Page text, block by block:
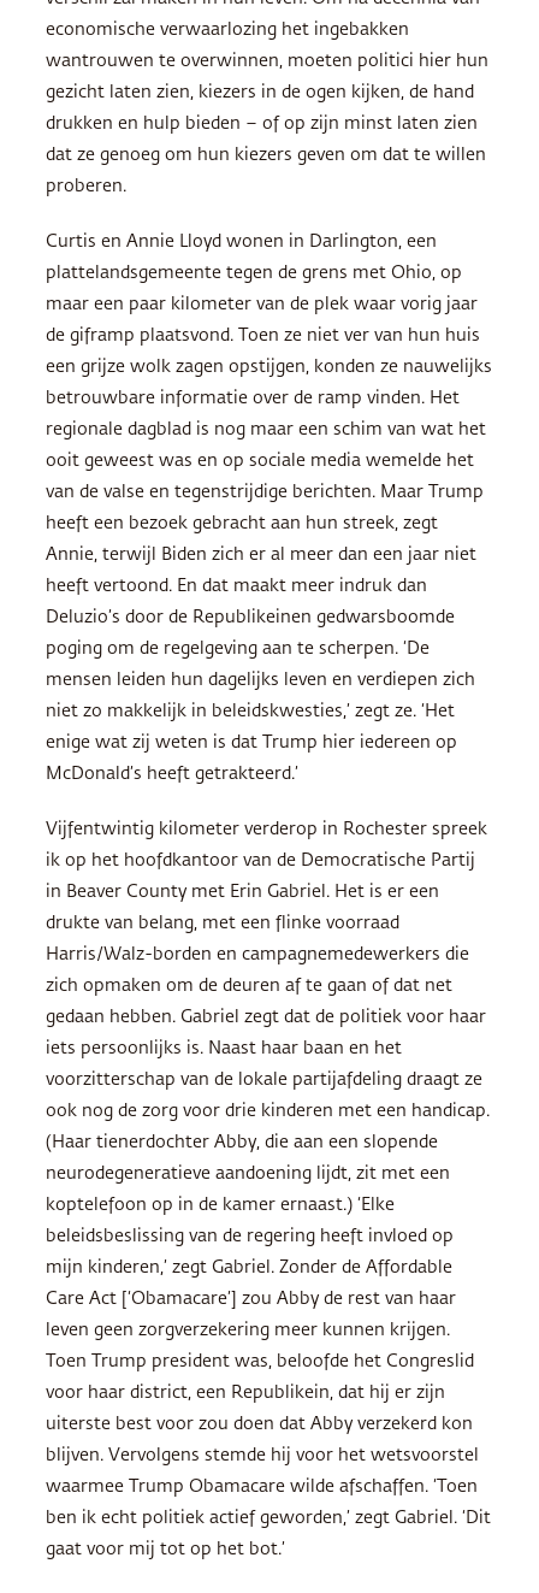
economische verwaarlozing het ingebakken
wantrouwen te overwinnen, moeten politici hier hun
gezicht laten zien, kiezers in de ogen kijken, de hand
drukken en hulp bieden – of op zijn minst laten zien
dat ze genoeg om hun kiezers geven om dat te willen
proberen.
Curtis en Annie Lloyd wonen in Darlington, een
plattelandsgemeente tegen de grens met Ohio, op
maar een paar kilometer van de plek waar vorig jaar
de giframp plaatsvond. Toen ze niet ver van hun huis
een grijze wolk zagen opstijgen, konden ze nauwelijks
betrouwbare informatie over de ramp vinden. Het
regionale dagblad is nog maar een schim van wat het
ooit geweest was en op sociale media wemelde het
van de valse en tegenstrijdige berichten. Maar Trump
heeft een bezoek gebracht aan hun streek, zegt
Annie, terwijl Biden zich er al meer dan een jaar niet
heeft vertoond. En dat maakt meer indruk dan
Deluzio’s door de Republikeinen gedwarsboomde
poging om de regelgeving aan te scherpen. ‘De
mensen leiden hun dagelijks leven en verdiepen zich
niet zo makkelijk in beleidskwesties,’ zegt ze. ‘Het
enige wat zij weten is dat Trump hier iedereen op
McDonald’s heeft getrakteerd.’
Vijfentwintig kilometer verderop in Rochester spreek
ik op het hoofdkantoor van de Democratische Partij
in Beaver County met Erin Gabriel. Het is er een
drukte van belang, met een flinke voorraad
Harris/Walz-borden en campagnemedewerkers die
zich opmaken om de deuren af te gaan of dat net
gedaan hebben. Gabriel zegt dat de politiek voor haar
iets persoonlijks is. Naast haar baan en het
voorzitterschap van de lokale partijafdeling draagt ze
ook nog de zorg voor drie kinderen met een handicap.
(Haar tienerdochter Abby, die aan een slopende
neurodegeneratieve aandoening lijdt, zit met een
koptelefoon op in de kamer ernaast.) ‘Elke
beleidsbeslissing van de regering heeft invloed op
mijn kinderen,’ zegt Gabriel. Zonder de Affordable
Care Act [‘Obamacare’] zou Abby de rest van haar
leven geen zorgverzekering meer kunnen krijgen.
Toen Trump president was, beloofde het Congreslid
voor haar district, een Republikein, dat hij er zijn
uiterste best voor zou doen dat Abby verzekerd kon
blijven. Vervolgens stemde hij voor het wetsvoorstel
waarmee Trump Obamacare wilde afschaffen. ‘Toen
ben ik echt politiek actief geworden,’ zegt Gabriel. ‘Dit
gaat voor mij tot op het bot.’